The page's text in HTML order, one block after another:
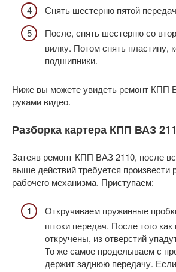
Снять шестерню пятой
После, снять шестерню со
вилку. Потом снять пластину,
подшипники.
Ниже вы можете увидеть ремонт КПП
руками видео.
Разборка картера КПП ВАЗ
Затеяв ремонт КПП ВАЗ 2110, после
выше действий требуется произвести
рабочего механизма. Приступаем:
Откручиваем пружинные
штоки передач. После того
откручены, из отверстий
То же самое проделываем с
держит заднюю передачу.